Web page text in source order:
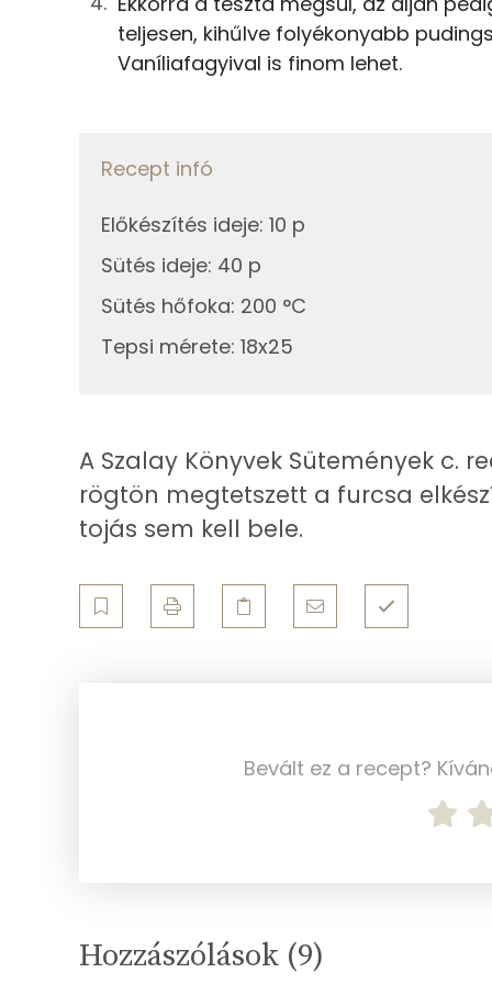
8gvaj
29g cukor
7g cukrozatlan kakaópor
10gvíz
Összesen
Nátrium
Fehérje
Összesen
Zsír
Összesen
Egyszeresen telítetlen zsírsav:
Többszörösen telítetlen zsírsav
Ásványi anyagok
teljesen, kihűlve folyékonyabb
Vaníliafagyival is finom lehet.
Recept infó
Előkészítés ideje: 10 p
Sütés ideje: 40 p
Sütés hőfoka: 200 °C
Tepsi mérete: 18x25
A Szalay Könyvek Sütemények c.
rögtön megtetszett a furcsa
tojás sem kell bele.
Bevált ez a recept?
Hozzászólások (9)